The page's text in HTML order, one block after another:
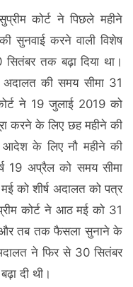
कोर्ट ने पिछले महीने
सुनवाई करने वाली विशेष
तक बढ़ा दिया था।
अदालत की समय सीमा 31
ने 19 जुलाई 2019 को
करने के लिए छह महीने की
आदेश के लिए नौ महीने की
19 अप्रैल को समय सीमा
को शीर्ष अदालत को पत्र
कोर्ट ने आठ मई को 31
और तब तक फैसला सुनाने के
ने फिर से 30 सितंबर
दी थी।